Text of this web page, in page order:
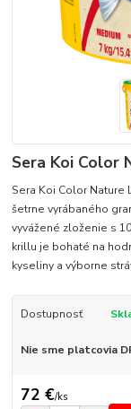
Sera Koi Color
Sera Koi Color Nature
šetrne vyrábaného
vyvážené zloženie s
krillu je bohaté na
kyseliny a výborne
Dostupnosť
Nie sme platcovia
72 €/ks